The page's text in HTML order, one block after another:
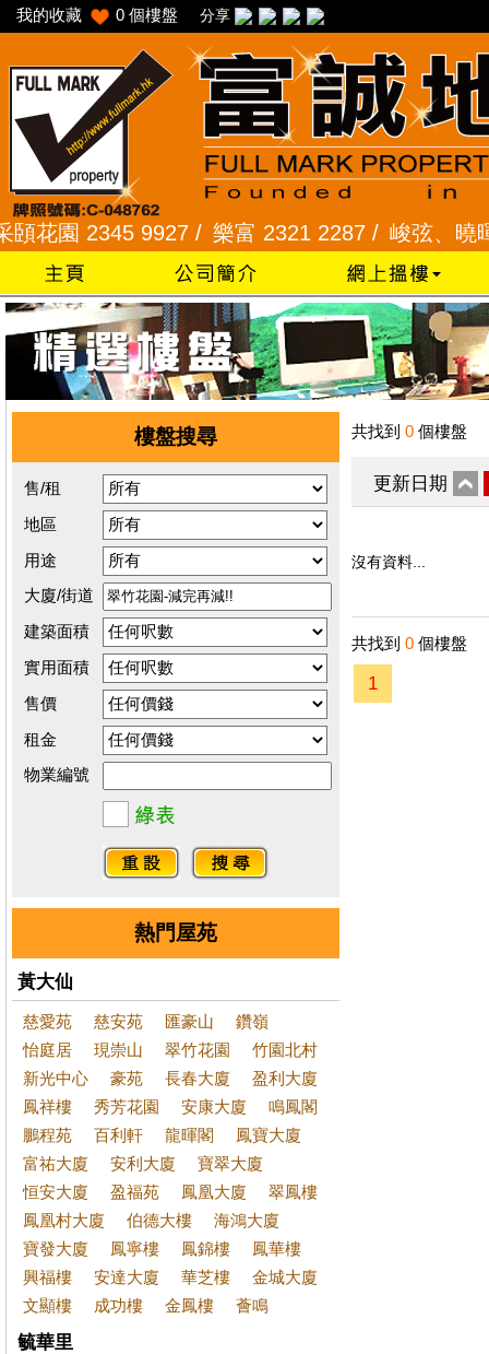
我的收藏 0 個樓盤 分享
園 2345 9927 /樂富 2321 2287 / 峻弦、曉暉花
樓盤搜尋
售/租
地區
用途
大廈/街道
建築面積
實用面積
售價
租金
物業編號
熱門屋苑
黃大仙
慈愛苑 慈安苑 匯豪山
鑽嶺
怡庭居
現崇山 翠竹花園
竹園北村
新光中心
豪苑 長春大廈
盈利大廈
鳳祥樓
秀芳花園 安康大廈
鳴鳳閣
鵬程苑
百利軒 龍暉閣
鳳寶大廈
富祐大廈
安利大廈
寶翠大廈
恒安大廈
盈福苑 鳳凰大廈
翠鳳樓
鳳凰村大廈
伯德大樓
海鴻大廈
寶發大廈
鳳寧樓 鳳錦樓
鳳華樓
興福樓
安達大廈 華芝樓
金城大廈
文顯樓
成功樓 金鳳樓 薈鳴
毓華里
共找到 0 個樓盤
更新日期
沒有資料...
共找到 0 個樓盤
1